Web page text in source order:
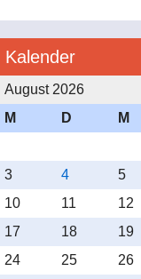
Kalender
August 2026
M
D M
3
4 5
10
11 12
17
18 19
24
25 26